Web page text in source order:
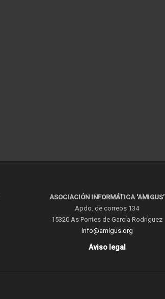
ASOCIACIÓN INFORMÁTICA ‘AMIGUS’
Apdo. de correos 134
15320 As Pontes de García Rodríguez
info@amigus.org
Aviso legal